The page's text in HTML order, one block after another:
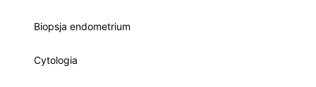
Biopsja endometrium
Cytologia